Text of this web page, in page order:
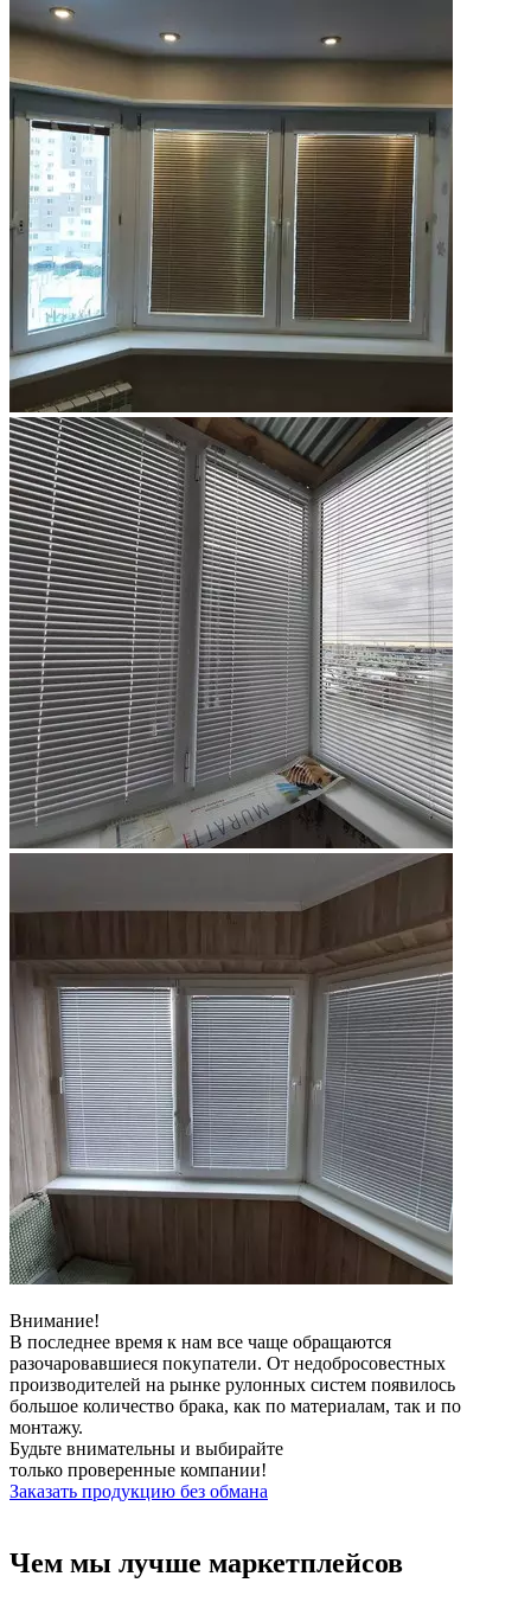
Внимание!
В последнее время к нам все чаще обращаются
разочаровавшиеся покупатели. От недобросовестных
производителей на рынке рулонных систем появилось
большое количество брака, как по материалам, так и по
монтажу.
Будьте внимательны и выбирайте
только проверенные компании!
Заказать продукцию без обмана
Чем мы лучше маркетплейсов